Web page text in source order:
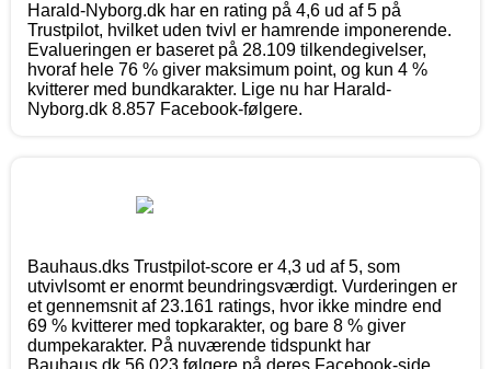
Harald-Nyborg.dk har en rating på 4,6 ud af 5 på
Trustpilot, hvilket uden tvivl er hamrende imponerende.
Evalueringen er baseret på 28.109 tilkendegivelser,
hvoraf hele 76 % giver maksimum point, og kun 4 %
kvitterer med bundkarakter. Lige nu har Harald-
Nyborg.dk 8.857 Facebook-følgere.
Bauhaus.dks Trustpilot-score er 4,3 ud af 5, som
utvivlsomt er enormt beundringsværdigt. Vurderingen er
et gennemsnit af 23.161 ratings, hvor ikke mindre end
69 % kvitterer med topkarakter, og bare 8 % giver
dumpekarakter. På nuværende tidspunkt har